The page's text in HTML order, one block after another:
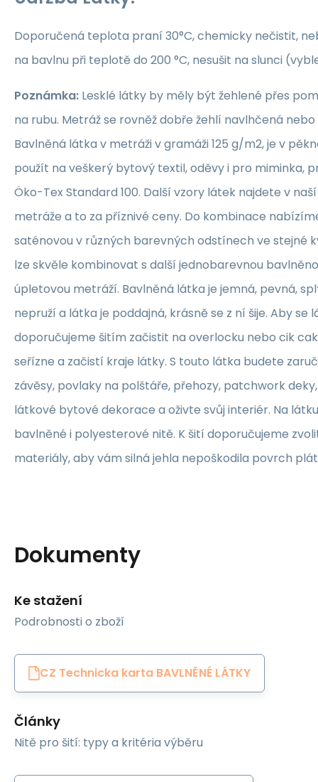
Doporučená teplota praní 30°C, chemicky nečistit,
na bavlnu při teplotě do 200 °C, nesušit na slunci
Poznámka: Lesklé látky by měly být žehlené přes
na rubu. Metráž se rovněž dobře žehlí navlhčená
Bavlněná látka v metráži v gramáži 125 g/m2, je v
použít na veškerý bytový textil, oděvy i pro miminka,
Öko-Tex Standard 100. Další vzory látek najdete v
metráže a to za příznivé ceny. Do kombinace
saténovou v různých barevných odstínech ve stejné
lze skvěle kombinovat s další jednobarevnou
úpletovou metráží. Bavlněná látka je jemná, pevná,
nepruží a látka je poddajná, krásně se z ní šije. Aby se
doporučujeme šitím začistit na overlocku nebo cik
seřízne a začistí kraje látky. S touto látka budete
závěsy, povlaky na polštáře, přehozy, patchwork
látkové bytové dekorace a oživte svůj interiér. Na
bavlněné i polyesterové nitě. K šití doporučujeme
materiály, aby vám silná jehla nepoškodila povrch
Dokumenty
Ke stažení
Podrobnosti o zboží
CZ Technicka karta BAVLNĚNÉ LÁTKY
Články
Nitě pro šití: typy a kritéria výběru